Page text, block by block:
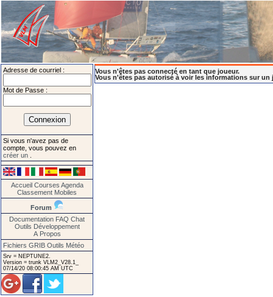
Adresse de courriel :
Mot de Passe :
Si vous n'avez pas de
compte, vous pouvez en
créer un
Accueil Courses Agenda
Classement Mobiles
Forum
Documentation FAQ Chat
Outils Développement
A Propos
Fichiers GRIB Outils Météo
Srv = NEPTUNE2.
Version = trunk VLM2_V28.1_
07/14/20 08:00:45 AM UTC
Vous n'êtes pas connecté en tant que joueur.
Vous n'êtes pas autorisé à voir les informations sur un